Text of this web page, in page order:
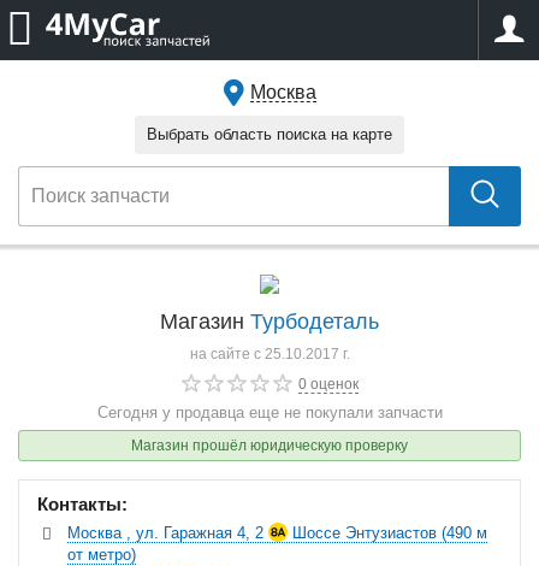
Москва
Выбрать область поиска на карте
Магазин Турбодеталь
на сайте c 25.10.2017 г.
0 оценок
Сегодня у продавца еще не покупали запчасти
Магазин прошёл юридическую проверку
Контакты:
Москва , ул. Гаражная 4, 2
Шоссе Энтузиастов (490 м
от метро)